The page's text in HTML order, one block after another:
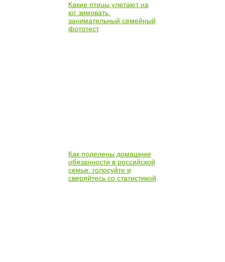
Какие птицы улетают на
юг зимовать:
занимательный семейный
фототест
Как поделены домашние
обязанности в российской
семье: голосуйте и
сверяйтесь со статистикой